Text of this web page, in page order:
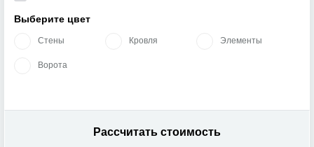
Выберите цвет
Стены Кровля Элементы
Ворота
Рассчитать стоимость